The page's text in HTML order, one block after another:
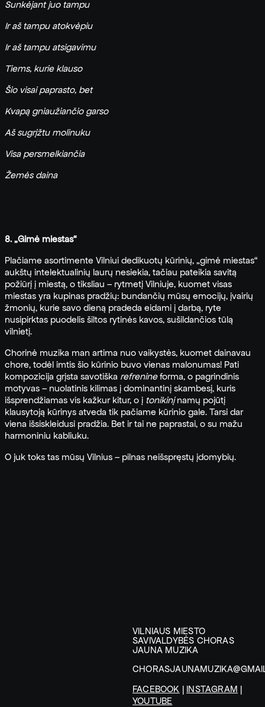
Sunkėjant juo tampu
Ir aš tampu atokvėpiu
Ir aš tampu atsigavimu
Tiems, kurie klauso
Šio visai paprasto, bet
Kvapą gniaužiančio garso
Aš sugrįžtu molinuku
Visa persmelkiančia
Žemės daina
8. „Gimė miestas“
Plačiame asortimente Vilniui dedikuotų kūrinių, „gimė miestas“
aukštų intelektualinių laurų nesiekia, tačiau pateikia savitą
požiūrį į miestą, o tiksliau – rytmetį Vilniuje, kuomet visas
miestas yra kupinas pradžių: bundančių mūsų emocijų, įvairių
žmonių, kurie savo dieną pradeda eidami į darbą, ryte
nusipirktas puodelis šiltos rytinės kavos, sušildančios tūlą
vilnietį.
Chorinė muzika man artima nuo vaikystės, kuomet dainavau
chore, todėl imtis šio kūrinio buvo vienas malonumas! Pati
kompozicija grįsta savotiška refrenineforma, o pagrindinis
motyvas – nuolatinis kilimas į dominantinį skambesį, kuris
išsprendžiamas vis kažkur kitur, o į tonikinįnamų pojūtį
klausytoją kūrinys atveda tik pačiame kūrinio gale. Tarsi dar
viena išsiskleidusi pradžia. Bet ir tai ne paprastai, o su mažu
harmoniniu kabliuku.
O juk toks tas mūsų Vilnius – pilnas neišspręstų įdomybių.
VILNIAUS MIESTO
SAVIVALDYBĖS CHORAS
JAUNA MUZIKA
FACEBOOK | INSTAGRAM |
YOUTUBE